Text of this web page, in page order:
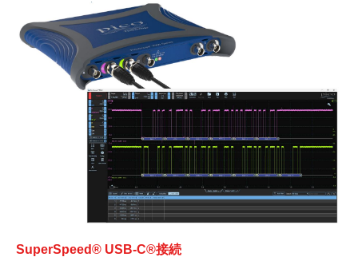
SuperSpeed® USB-C®接続